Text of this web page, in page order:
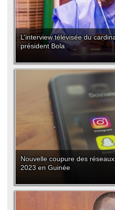
L’interview télévisée du
président Bola
Nouvelle coupure des
2023 en Guinée